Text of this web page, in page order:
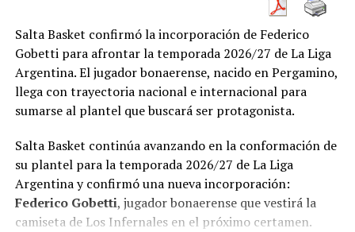
Salta Basket confirmó la incorporación de Federico
Gobetti para afrontar la temporada 2026/27 de La Liga
Argentina. El jugador bonaerense, nacido en Pergamino,
llega con trayectoria nacional e internacional para
sumarse al plantel que buscará ser protagonista.
Salta Basket continúa avanzando en la conformación de
su plantel para la temporada 2026/27 de La Liga
Argentina y confirmó una nueva incorporación:
Federico Gobetti, jugador bonaerense que vestirá la
camiseta de Los Infernales en el próximo certamen.